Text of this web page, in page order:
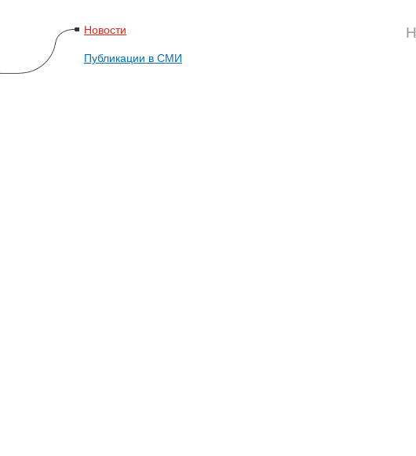
Новости
Публикации в СМИ